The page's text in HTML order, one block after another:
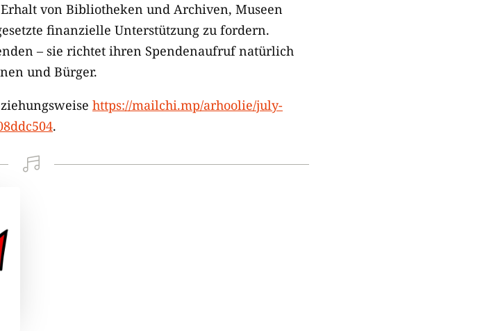
von Bibliotheken und Archiven, Museen
finanzielle Unterstützung zu fordern.
– sie richtet ihren Spendenaufruf natürlich
und Bürger.
https://mailchi.mp/arhoolie/july-
.
